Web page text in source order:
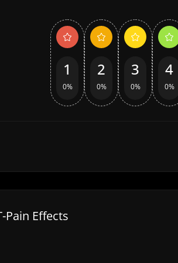
1
0%
2
0%
3
0%
4
0%
Pain Effects